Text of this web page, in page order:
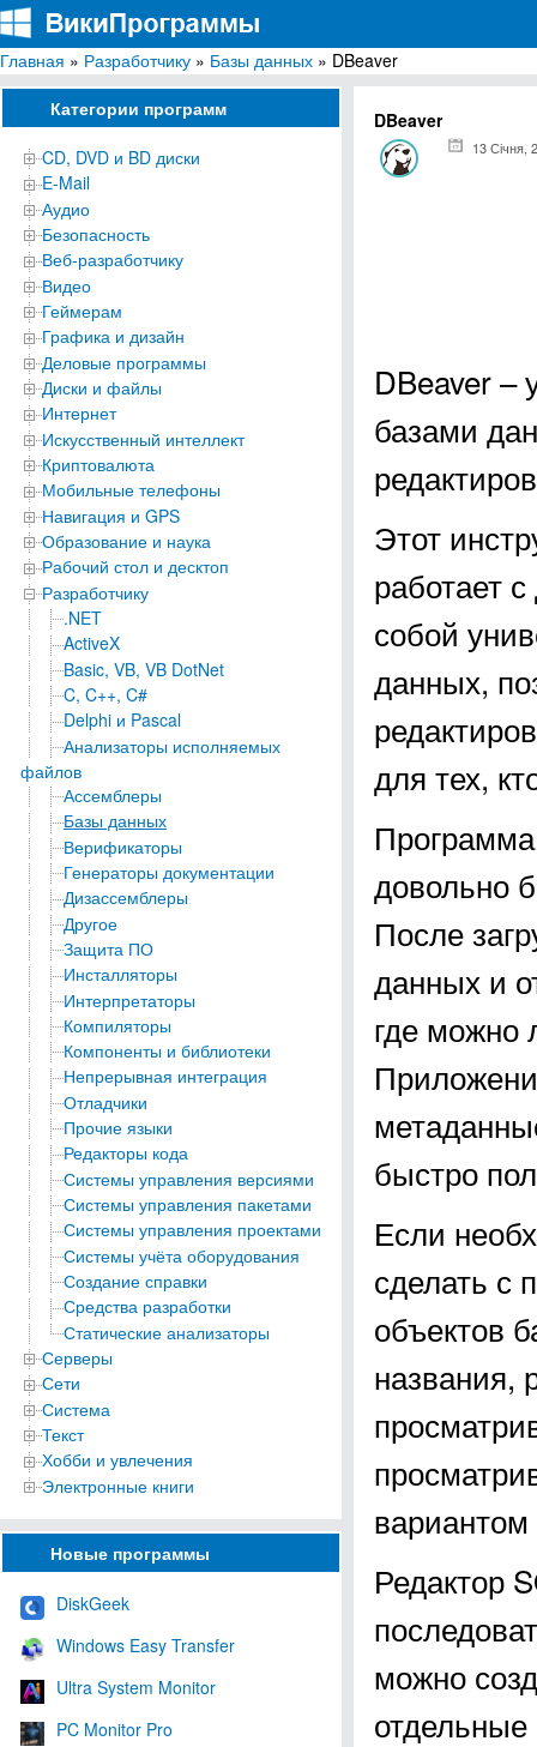
ВикиПрограммы
Энциклопедия бесплатных компьютерных программ для Windows
Главная » Разработчику » Базы данных » DBeaver
Категории программ
CD, DVD и BD диски
E-Mail
Аудио
Безопасность
Веб-разработчику
Видео
Геймерам
Графика и дизайн
Деловые программы
Диски и файлы
Интернет
Искусственный интеллект
Криптовалюта
Мобильные телефоны
Навигация и GPS
Образование и наука
Рабочий стол и десктоп
Разработчику
.NET
ActiveX
Basic, VB, VB DotNet
C, C++, C#
Delphi и Pascal
Анализаторы исполняемых
файлов
Ассемблеры
Базы данных
Верификаторы
Генераторы документации
Дизассемблеры
Другое
Защита ПО
Инсталляторы
Интерпретаторы
Компиляторы
Компоненты и библиотеки
Непрерывная интеграция
Отладчики
Прочие языки
Редакторы кода
Системы управления версиями
Системы управления пакетами
Системы управления проектами
Системы учёта оборудования
Создание справки
Средства разработки
Статические анализаторы
Серверы
Сети
Система
Текст
Хобби и увлечения
Электронные книги
Новые программы
DiskGeek
Windows Easy Transfer
Ultra System Monitor
PC Monitor Pro
DBeaver
13 Січня,
DBeaver –
базами
Этот
работает
собой
данных,
для тех,
довольно
После
данных и
где можно
быстро
Если
сделать с
объектов
названия,
Редактор
можно